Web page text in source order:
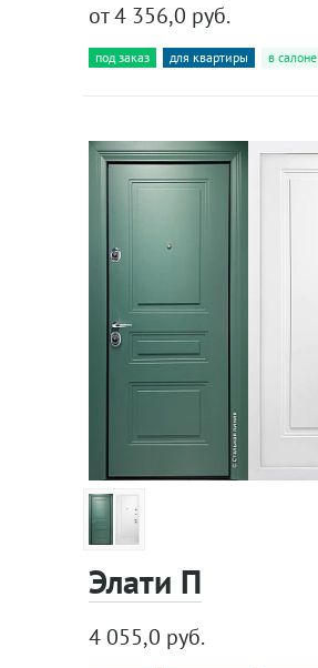
от 4 356,0 руб.
под заказ для квартиры в салоне
Элати П
4 055,0 руб.